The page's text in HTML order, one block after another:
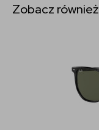
Zobacz również